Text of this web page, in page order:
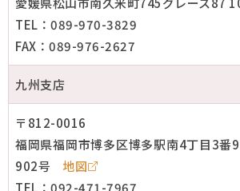
TEL：089-970-3829
FAX：089-976-2627
九州支店
〒812-0016
福岡県福岡市博多区博多駅南4丁目3番
902号
地図
TEL：092-471-7967